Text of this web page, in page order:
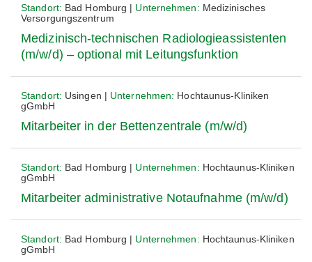
Standort: Bad Homburg | Unternehmen: Medizinisches
Versorgungszentrum
Medizinisch-technischen Radiologieassistenten
(m/w/d) – optional mit Leitungsfunktion
Standort: Usingen | Unternehmen: Hochtaunus-Kliniken
gGmbH
Mitarbeiter in der Bettenzentrale (m/w/d)
Standort: Bad Homburg | Unternehmen: Hochtaunus-Kliniken
gGmbH
Mitarbeiter administrative Notaufnahme (m/w/d)
Standort: Bad Homburg | Unternehmen: Hochtaunus-Kliniken
gGmbH